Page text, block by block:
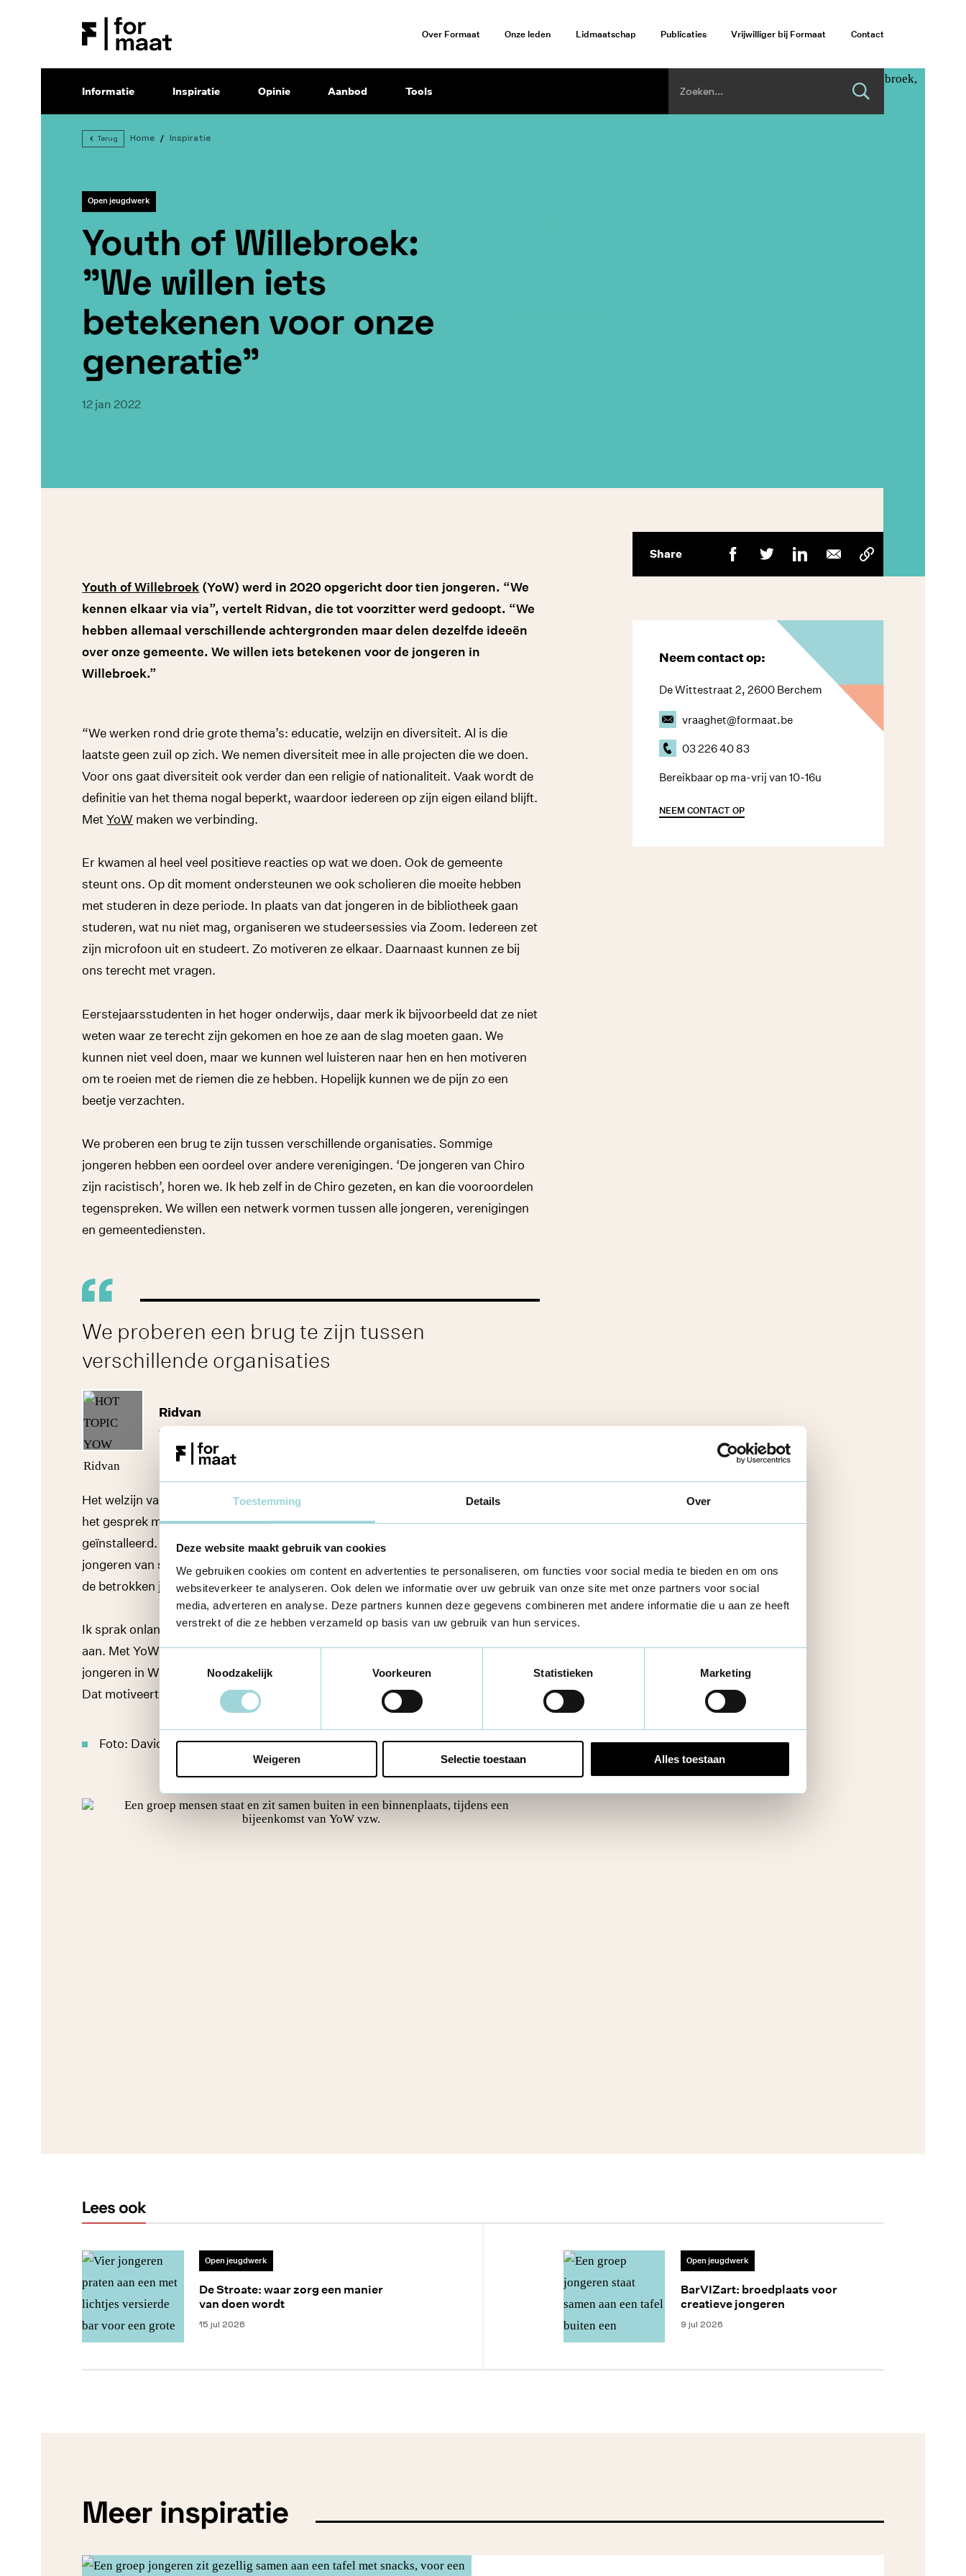
Toestemming Details Over
Deze website maakt gebruik van cookies
We gebruiken cookies om content en advertenties te personaliseren, om functies voor social media te bieden en om ons
websiteverkeer te analyseren. Ook delen we informatie over uw gebruik van onze site met onze partners voor social
media, adverteren en analyse. Deze partners kunnen deze gegevens combineren met andere informatie die u aan ze heeft
verstrekt of die ze hebben verzameld op basis van uw gebruik van hun services.
Noodzakelijk
Voorkeuren Statistieken Marketing
Weigeren Selectie toestaan Alles toestaan
Over Formaat Onze leden Lidmaatschap Publicaties Vrijwilliger bij Formaat Contact
Informatie Inspiratie Opinie Aanbod Tools
Terug Home Inspiratie
Open jeugdwerk
Youth of Willebroek:
"We willen iets
betekenen voor onze
generatie"
12 jan 2022
Youth of Willebroek (YoW) werd in 2020 opgericht door tien jongeren. “We
kennen elkaar via via”, vertelt Ridvan, die tot voorzitter werd gedoopt. “We
hebben allemaal verschillende achtergronden maar delen dezelfde ideeën
over onze gemeente. We willen iets betekenen voor de jongeren in
Willebroek.”
“We werken rond drie grote thema’s: educatie, welzijn en diversiteit. Al is die
laatste geen zuil op zich. We nemen diversiteit mee in alle projecten die we doen.
Voor ons gaat diversiteit ook verder dan een religie of nationaliteit. Vaak wordt de
definitie van het thema nogal beperkt, waardoor iedereen op zijn eigen eiland blijft.
MetYoW maken we verbinding.
Er kwamen al heel veel positieve reacties op wat we doen. Ook de gemeente
steunt ons. Op dit moment ondersteunen we ook scholieren die moeite hebben
met studeren in deze periode. In plaats van dat jongeren in de bibliotheek gaan
studeren, wat nu niet mag, organiseren we studeersessies via Zoom. Iedereen zet
zijn microfoon uit en studeert. Zo motiveren ze elkaar. Daarnaast kunnen ze bij
ons terecht met vragen.
Eerstejaarsstudenten in het hoger onderwijs, daar merk ik bijvoorbeeld dat ze niet
weten waar ze terecht zijn gekomen en hoe ze aan de slag moeten gaan. We
kunnen niet veel doen, maar we kunnen wel luisteren naar hen en hen motiveren
om te roeien met de riemen die ze hebben. Hopelijk kunnen we de pijn zo een
beetje verzachten.
We proberen een brug te zijn tussen verschillende organisaties. Sommige
jongeren hebben een oordeel over andere verenigingen. ‘De jongeren van Chiro
zijn racistisch’, horen we. Ik heb zelf in de Chiro gezeten, en kan die vooroordelen
tegenspreken. We willen een netwerk vormen tussen alle jongeren, verenigingen
en gemeentediensten.
We proberen een brug te zijn tussen
verschillende organisaties
Ridvan
Voorzitter
Het welzijn van jongeren staat onder druk in deze periode. Met YoW proberen we
het gesprek met jongeren aan te gaan. Onlangs werd hier een avondklok
geïnstalleerd. Niet om de verspreiding van het coronavirus tegen te gaan, wel om
jongeren van straat te houden. Dat zorgde voor conflicten. Ik kende een deel van
de betrokken jongeren en kon zo het gesprek met hen aangaan.
Ik sprak onlangs met iemand die me zei dat hij niets te verliezen had. Dat greep me
aan. Met YoW kunnen we die mensen weer zin doen krijgen in de dingen. De
jongeren in Willebroek hopen dat we iets kunnen betekenen voor onze generatie.
Dat motiveert ons om door te gaan.”
Foto: David Legreve en YoW vzw
Share
Neem contact op:
De Wittestraat 2, 2600 Berchem
vraaghet@formaat.be
03 226 40 83
Bereikbaar op ma-vrij van 10-16u
NEEM CONTACT OP
Lees ook
Open jeugdwerk
De Stroate: waar zorg een manier
van doen wordt
15 jul 2026
Open jeugdwerk
BarVIZart: broedplaats voor
creatieve jongeren
9 jul 2026
Meer inspiratie